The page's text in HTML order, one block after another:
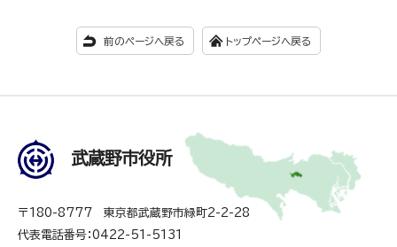
前のページへ戻る トップページへ戻る
武蔵野市役所
〒180-8777 東京都武蔵野市緑町2-2-28
代表電話番号：0422-51-5131